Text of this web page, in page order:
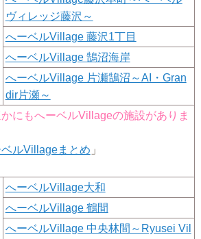
ヴィレッジ藤沢～
へーベルVillage 藤沢1丁目
へーベルVillage 鵠沼海岸
へーベルVillage 片瀬鵠沼～AI・Gran
dir片瀬～
にもへーベルVillageの施設がありま
ベルVillageまとめ 」
へーベルVillage大和
へーベルVillage 鶴間
へーベルVillage 中央林間～Ryusei Vil